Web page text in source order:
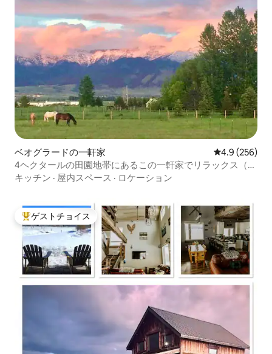
ベオグラードの一軒家 レビュー256
4.9 (256)
4ヘクタールの田園地帯にあるこの一軒家でリラックス（露
天風呂・ジャグジー付き）
キッチン · 屋内スペース · ロケーション
大好評のゲストチョイスです。
ゲストチョイス